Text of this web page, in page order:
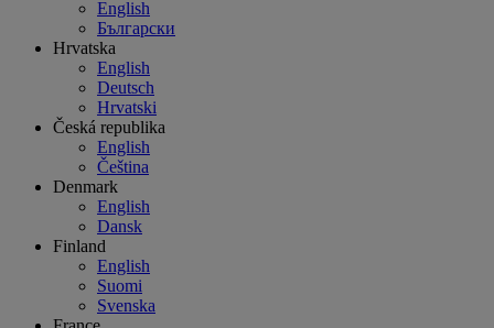
English
Български
Hrvatska
English
Deutsch
Hrvatski
Česká republika
English
Čeština
Denmark
English
Dansk
Finland
English
Suomi
Svenska